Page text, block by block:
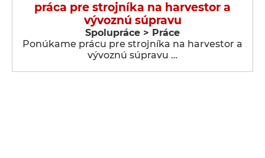
práca pre strojníka na harvestor a
vývoznú súpravu
Spolupráce > Práce
Ponúkame prácu pre strojníka na harvestor a
vývoznú súpravu …